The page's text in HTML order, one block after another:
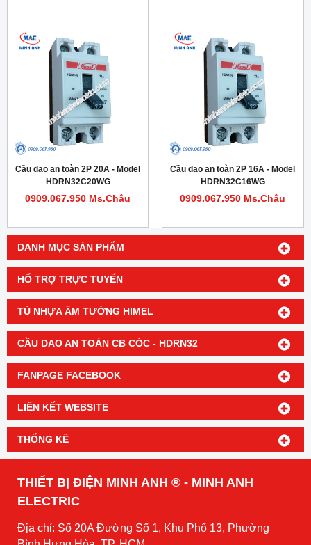
DANH MỤC SẢN PHẨM
HỔ TRỢ TRỰC TUYẾN
TỦ NHỰA ÂM TƯỜNG HIMEL
CẦU DAO AN TOÀN CB CÓC - HDRN32
FANPAGE FACEBOOK
LIÊN KẾT WEBSITE
THỐNG KÊ
Cầu dao an toàn 2P 20A - Model
HDRN32C20WG
0909.067.950 Ms.Châu
Cầu dao an toàn 2P 16A - Model
HDRN32C16WG
0909.067.950 Ms.Châu
THIẾT BỊ ĐIỆN MINH ANH ® - MINH ANH
ELECTRIC
Địa chỉ: Số 20A Đường Số 1, Khu Phố 13, Phường